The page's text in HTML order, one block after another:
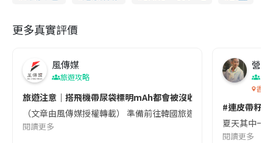
更多真實評價
風傳媒
旅遊攻略
旅遊注意｜搭飛機帶尿袋標明mAh都會被沒收😱出發前切記檢查
（文章由風傳媒授權轉載） 準備前往韓國旅遊的民眾，近期要
閱讀更多
營養
香港
#連皮帶籽
夏天其中一
閱讀更多